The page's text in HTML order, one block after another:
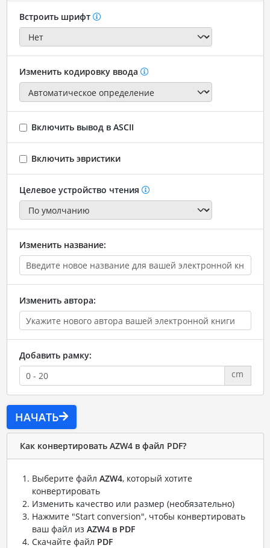
Встроить шрифт
Изменить кодировку ввода
Включить вывод в ASCII
Включить эвристики
Целевое устройство чтения
Изменить название:
Изменить автора:
Добавить рамку:
cm
НАЧАТЬ
Как конвертировать AZW4 в файл PDF?
Выберите файл AZW4, который хотите
конвертировать
Изменить качество или размер (необязательно)
Нажмите "Start conversion", чтобы конвертировать
ваш файл из AZW4 в PDF
Скачайте файл PDF